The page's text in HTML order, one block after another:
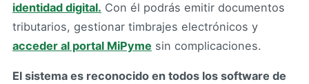
identidad digital. Con él podrás emitir documentos
tributarios, gestionar timbrajes electrónicos y
acceder al portal MiPyme sin complicaciones.
El sistema es reconocido en todos los software de